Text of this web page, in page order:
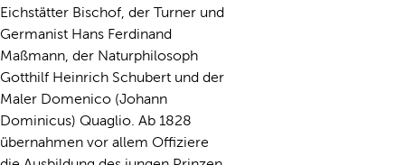
Eichstätter Bischof, der Turner und
Germanist Hans Ferdinand
Maßmann, der Naturphilosoph
Gotthilf Heinrich Schubert und der
Maler Domenico (Johann
Dominicus) Quaglio. Ab 1828
übernahmen vor allem Offiziere